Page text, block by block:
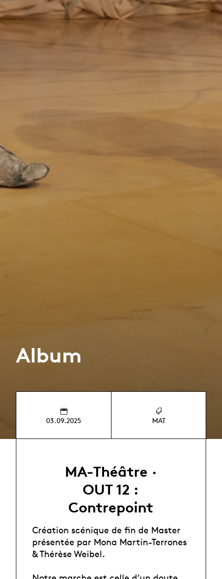
Album
03.09.2025 MAT
MA-Théâtre ·
OUT 12 :
Contrepoint
Création scénique de fin de Master
présentée par Mona Martin-Terrones
& Thérèse Weibel.